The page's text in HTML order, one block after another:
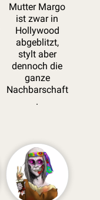
Mutter Margo
ist zwar in
Hollywood
abgeblitzt,
stylt aber
dennoch die
ganze
Nachbarschaft
.